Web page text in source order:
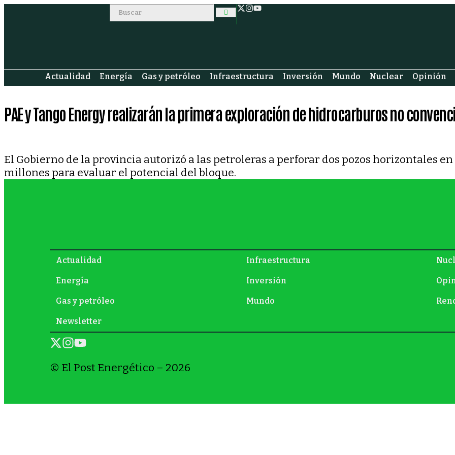
Actualidad Energía Gas y petróleo Infraestructura Inversión Mundo Nuclear Opinión
PAE y Tango Energy realizarán la primera exploración de hidrocarburos no
El Gobierno de la provincia autorizó a las petroleras a perforar dos pozos horizontales en
millones para evaluar el potencial del bloque.
Actualidad
Energía
Gas y petróleo
Newsletter
Infraestructura
Inversión
Mundo
© El Post Energético – 2026